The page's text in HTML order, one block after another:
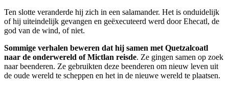
Ten slotte veranderde hij zich in een salamander. Het is onduidelijk
of hij uiteindelijk gevangen en geëxecuteerd werd door Ehecatl, de
god van de wind, of niet.
Sommige verhalen beweren dat hij samen met Quetzalcoatl
naar de onderwereld of Mictlan reisde. Ze gingen samen op zoek
naar beenderen. Ze gebruikten deze beenderen om nieuw leven uit
de oude wereld te scheppen en het in de nieuwe wereld te plaatsen.